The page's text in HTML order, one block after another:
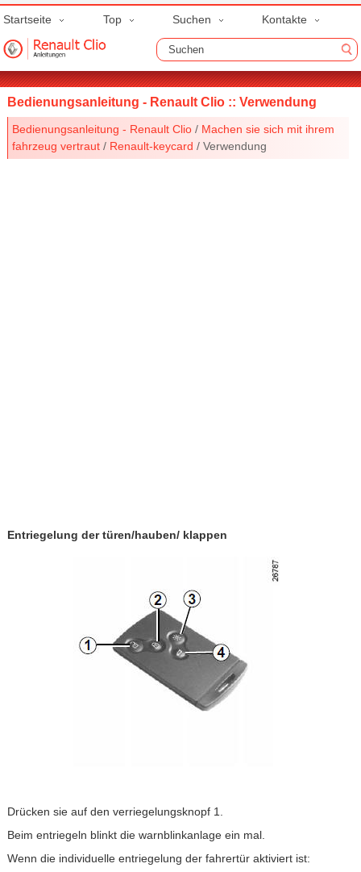
Startseite Top Suchen Kontakte
Bedienungsanleitung - Renault Clio :: Verwendung
Bedienungsanleitung - Renault Clio / Machen sie sich mit ihrem
fahrzeug vertraut / Renault-keycard / Verwendung
Entriegelung der türen/hauben/ klappen
Drücken sie auf den verriegelungsknopf 1.
Beim entriegeln blinkt die warnblinkanlage ein mal.
Wenn die individuelle entriegelung der fahrertür aktiviert ist: